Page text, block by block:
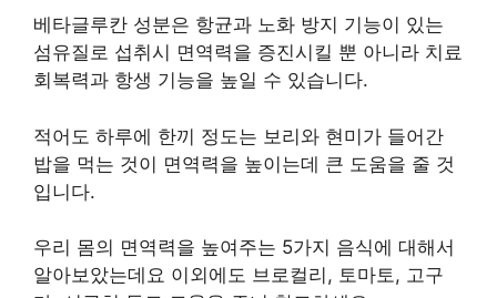
또한 식이섬유, 철, 마그네슘 등 각종 미네랄 함유량
이 흰 쌀에 비해 10배나 많이 들어있는데요.
베타글루칸 성분은 항균과 노화 방지 기능이 있는
섬유질로 섭취시 면역력을 증진시킬 뿐 아니라 치료
회복력과 항생 기능을 높일 수 있습니다.
적어도 하루에 한끼 정도는 보리와 현미가 들어간
밥을 먹는 것이 면역력을 높이는데 큰 도움을 줄 것